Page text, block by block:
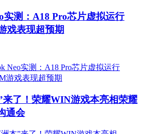
实测：A18 Pro芯片虚拟运行
戏表现超预期
来了！荣耀WIN游戏本亮相荣耀
通会